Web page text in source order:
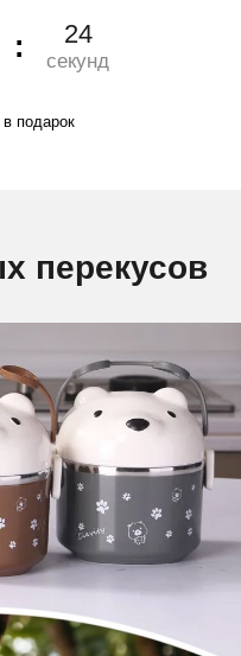
23
секунд
в подарок
перекусов